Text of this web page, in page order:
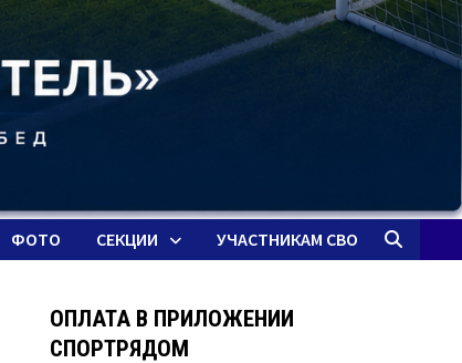
ФОТО СЕКЦИИ УЧАСТНИКАМ СВО
ОПЛАТА В ПРИЛОЖЕНИИ
СПОРТРЯДОМ